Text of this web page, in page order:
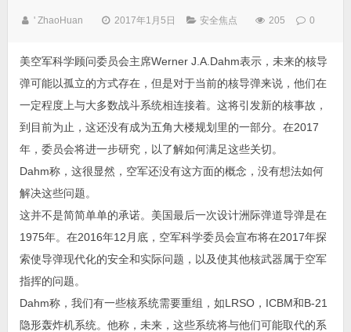
' ZhaoHuan 2017年1月5日 安全焦点 205 0
美空军科学顾问委员会主席Werner J.A.Dahm表示，未来的核导
弹可能以孤立的方式存在，但是对于当前的核导弹来说，他们在
一定程度上与大多数战斗系统相连接着。这将引发新的核事故，
到目前为止，这还没有成为五角大楼规划里的一部分。在2017
年，委员会将进一步研究，以了解如何满足这些关切。
Dahm称，这很显然，空军还没有这方面的概念，没有想法如何
解决这些问题。
这并不是简简单单的承诺。美国最后一次设计洲际弹道导弹是在
1975年。在2016年12月底，空军科学委员会宣布将在2017年探
索使导弹现代化的安全和实际问题，以及使其他核武器属于空军
指挥的问题。
Dahm称，我们有一些核系统需要重组，如LRSO，ICBM和B-21
隐形轰炸机系统。他称，未来，这些系统将与他们可能取代的系